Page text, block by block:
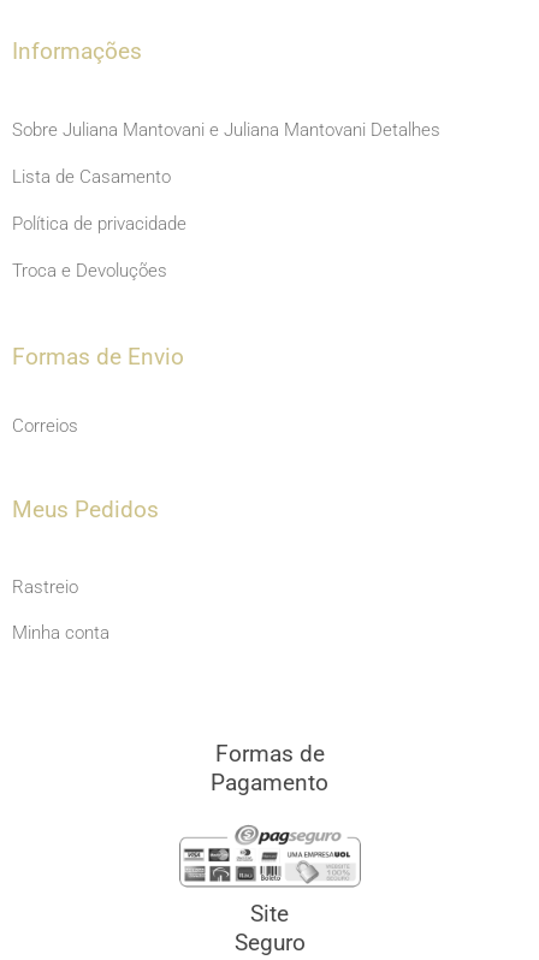
m
Informações
Sobre Juliana Mantovani e Juliana Mantovani Detalhes
Lista de Casamento
Política de privacidade
Troca e Devoluções
Formas de Envio
Correios
Meus Pedidos
Rastreio
Minha conta
Formas de
Pagamento
Site
Seguro